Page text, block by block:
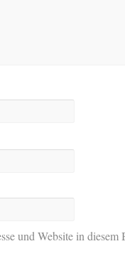
und Website in